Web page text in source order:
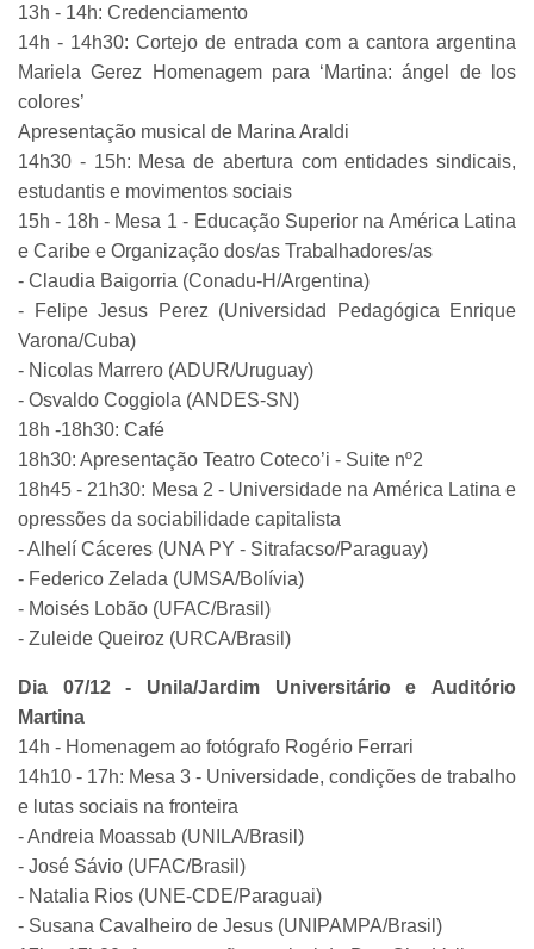
13h - 14h: Credenciamento
14h - 14h30: Cortejo de entrada com a cantora argentina
Mariela Gerez Homenagem para ‘Martina: ángel de los
colores’
Apresentação musical de Marina Araldi
14h30 - 15h: Mesa de abertura com entidades sindicais,
estudantis e movimentos sociais
15h - 18h - Mesa 1 - Educação Superior na América Latina
e Caribe e Organização dos/as Trabalhadores/as
- Claudia Baigorria (Conadu-H/Argentina)
- Felipe Jesus Perez (Universidad Pedagógica Enrique
Varona/Cuba)
- Nicolas Marrero (ADUR/Uruguay)
- Osvaldo Coggiola (ANDES-SN)
18h -18h30: Café
18h30: Apresentação Teatro Coteco’i - Suite nº2
18h45 - 21h30: Mesa 2 - Universidade na América Latina e
opressões da sociabilidade capitalista
- Alhelí Cáceres (UNA PY - Sitrafacso/Paraguay)
- Federico Zelada (UMSA/Bolívia)
- Moisés Lobão (UFAC/Brasil)
- Zuleide Queiroz (URCA/Brasil)
Dia 07/12 - Unila/Jardim Universitário e Auditório
Martina
14h - Homenagem ao fotógrafo Rogério Ferrari
14h10 - 17h: Mesa 3 - Universidade, condições de trabalho
e lutas sociais na fronteira
- Andreia Moassab (UNILA/Brasil)
- José Sávio (UFAC/Brasil)
- Natalia Rios (UNE-CDE/Paraguai)
- Susana Cavalheiro de Jesus (UNIPAMPA/Brasil)